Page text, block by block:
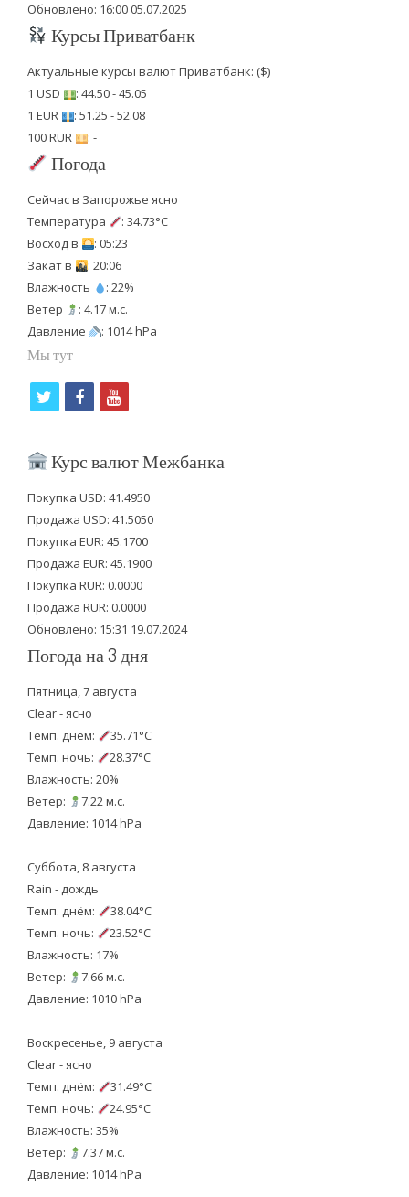
Обновлено: 16:00 05.07.2025
Курсы Приватбанк
Актуальные курсы валют Приватбанк: ($)
1 USD
: 44.50 - 45.05
1 EUR
: 51.25 - 52.08
100 RUR
: -
Погода
Сейчас в Запорожье ясно
Температура
: 34.73°C
Восход в
: 05:23
Закат в
: 20:06
Влажность
: 22%
Ветер
: 4.17 м.с.
Давление
: 1014 hPa
Мы тут
i
t
e
r
f
c
b
o
o
k
y
u
u
b
e
Курс валют Межбанка
Покупка USD: 41.4950
Продажа USD: 41.5050
Покупка EUR: 45.1700
Продажа EUR: 45.1900
Покупка RUR: 0.0000
Продажа RUR: 0.0000
Обновлено: 15:31 19.07.2024
Погода на 3 дня
Пятница, 7 августа
Clear - ясно
Темп. днём:
35.71°C
Темп. ночь:
28.37°C
Влажность: 20%
Ветер:
7.22 м.с.
Давление: 1014 hPa
Суббота, 8 августа
Rain - дождь
Темп. днём:
38.04°C
Темп. ночь:
23.52°C
Влажность: 17%
Ветер:
7.66 м.с.
Давление: 1010 hPa
Воскресенье, 9 августа
Clear - ясно
Темп. днём:
31.49°C
Темп. ночь:
24.95°C
Влажность: 35%
Ветер:
7.37 м.с.
Давление: 1014 hPa